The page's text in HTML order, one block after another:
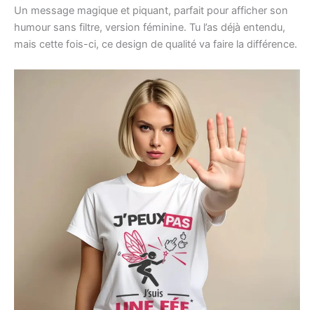
Un message magique et piquant, parfait pour afficher son
humour sans filtre, version féminine. Tu l’as déjà entendu,
mais cette fois-ci, ce design de qualité va faire la différence.